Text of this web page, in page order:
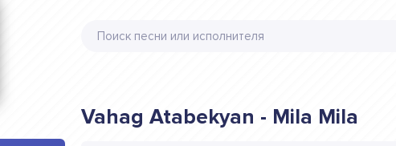
Vahag Atabekyan - Mila Mila